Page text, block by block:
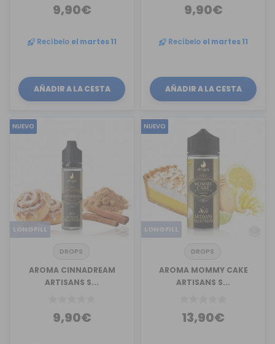
9,90€
Recíbelo el martes 11
AÑADIR A LA CESTA
9,90€
Recíbelo el martes 11
AÑADIR A LA CESTA
NUEVO
LONGFILL
DROPS
AROMA CINNADREAM
ARTISANS S...
9,90€
NUEVO
LONGFILL
DROPS
AROMA MOMMY CAKE
ARTISANS S...
13,90€